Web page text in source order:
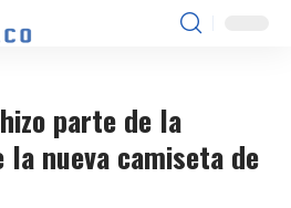
parte de la
nueva camiseta de